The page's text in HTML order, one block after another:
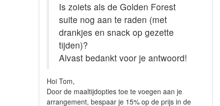
Is zoiets als de Golden Forest
suite nog aan te raden (met
drankjes en snack op gezette
tijden)?
Alvast bedankt voor je antwoord!
Hoi Tom,
Door de maaltijdopties toe te voegen aan je
arrangement, bespaar je 15% op de prijs in de